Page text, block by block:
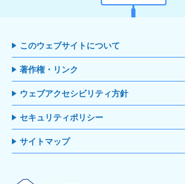
このウェブサイトについて
著作権・リンク
ウェブアクセシビリティ方針
セキュリティポリシー
サイトマップ